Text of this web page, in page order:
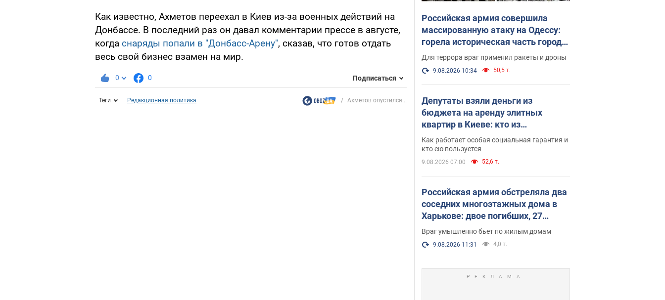
Как известно, Ахметов переехал в Киев из-за военных действий на
Донбассе. В последний раз он давал комментарии прессе в августе,
когда снаряды попали в "Донбасс-Арену", сказав, что готов отдать
весь свой бизнес взамен на мир.
0 0 Подписаться
Теги Редакционная политика Ахметов опустился...
Российская армия совершила
массированную атаку на Одессу:
горела историческая часть города,
есть пострадавшие. Фото и видео
Для террора враг применил ракеты и дроны
9.08.2026 10:34 50,5 т.
Депутаты взяли деньги из
бюджета на аренду элитных
квартир в Киеве: кто из
парламентариев просил средства
и где поселился
Как работает особая социальная гарантия и
кто ею пользуется
9.08.2026 07:00 52,6 т.
Российская армия обстреляла два
соседних многоэтажных дома в
Харькове: двое погибших, 27
пострадавших
Враг умышленно бьет по жилым домам
9.08.2026 11:31 4,0 т.